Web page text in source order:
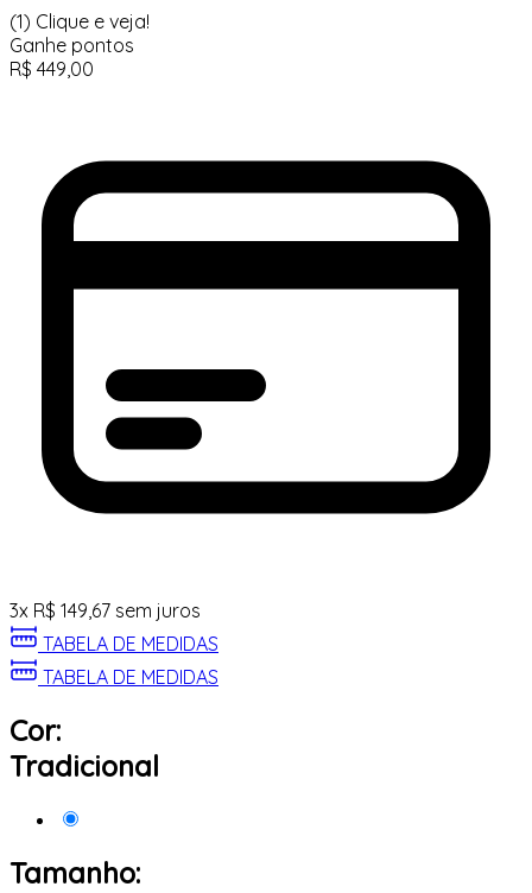
(1) Clique e veja!
Ganhe pontos
R$ 449,00
3x R$ 149,67 sem juros
TABELA DE MEDIDAS
TABELA DE MEDIDAS
Cor:
Tradicional
Tamanho: